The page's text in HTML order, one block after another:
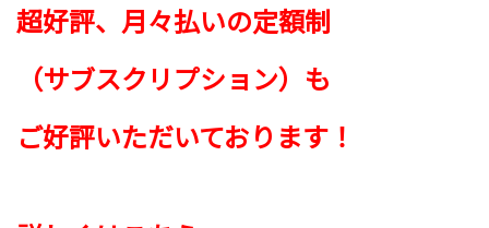
超好評、月々払いの定額制
（サブスクリプション）も
ご好評いただいております！